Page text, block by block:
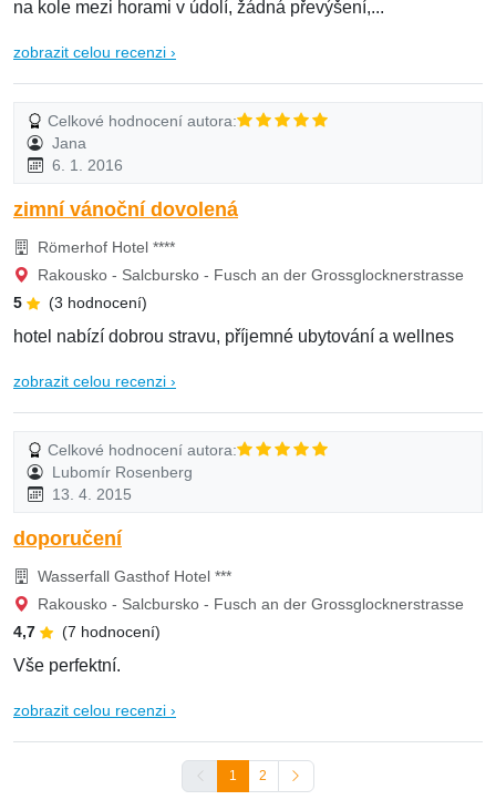
na kole mezi horami v údolí, žádná převýšení,...
zobrazit celou recenzi ›
Celkové hodnocení autora:
Jana
6. 1. 2016
zimní vánoční dovolená
Römerhof Hotel ****
Rakousko - Salcbursko - Fusch an der Grossglocknerstrasse
5
(3 hodnocení)
hotel nabízí dobrou stravu, příjemné ubytování a wellnes
zobrazit celou recenzi ›
Celkové hodnocení autora:
Lubomír Rosenberg
13. 4. 2015
doporučení
Wasserfall Gasthof Hotel ***
Rakousko - Salcbursko - Fusch an der Grossglocknerstrasse
4,7
(7 hodnocení)
Vše perfektní.
zobrazit celou recenzi ›
1 2